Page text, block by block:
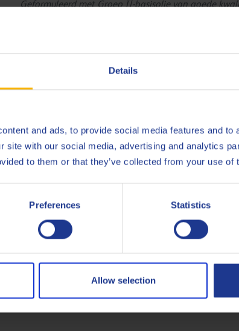
Details
and ads, to provide social media features and to
site with our social media, advertising and analytics
to them or that they’ve collected from your use of
Preferences Statistics
Allow selection
Geformuleerd met Groep II-basisolie van goede
Voortreffelijke weerstand tegen afzettingen houdt
to-gate (Q8Oils blending plant Antwerpen), van Q8
invloed op het milieu, de handafdruk, van dit